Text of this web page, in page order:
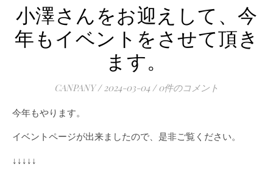
小澤さんをお迎えして、今
年もイベントをさせて頂き
ます。
CANPANY / 2024-03-04 / 0件のコメント
今年もやります。
イベントページが出来ましたので、是非ご覧ください。
↓↓↓↓↓